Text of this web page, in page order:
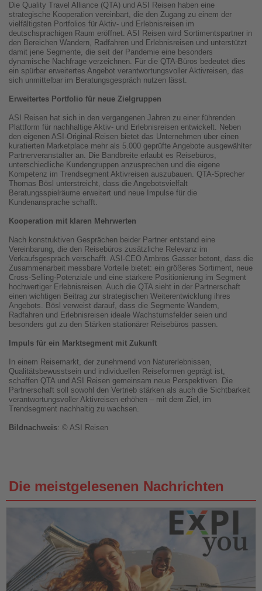
Die Quality Travel Alliance (QTA) und ASI Reisen haben eine
strategische Kooperation vereinbart, die den Zugang zu einem der
vielfältigsten Portfolios für Aktiv- und Erlebnisreisen im
deutschsprachigen Raum eröffnet. ASI Reisen wird Sortimentspartner in
den Bereichen Wandern, Radfahren und Erlebnisreisen und unterstützt
damit jene Segmente, die seit der Pandemie eine besonders
dynamische Nachfrage verzeichnen. Für die QTA-Büros bedeutet dies
ein spürbar erweitertes Angebot verantwortungsvoller Aktivreisen, das
sich unmittelbar im Beratungsgespräch nutzen lässt.
Erweitertes Portfolio für neue Zielgruppen
ASI Reisen hat sich in den vergangenen Jahren zu einer führenden
Plattform für nachhaltige Aktiv- und Erlebnisreisen entwickelt. Neben
den eigenen ASI-Original-Reisen bietet das Unternehmen über einen
kuratierten Marketplace mehr als 5.000 geprüfte Angebote ausgewählter
Partnerveranstalter an. Die Bandbreite erlaubt es Reisebüros,
unterschiedliche Kundengruppen anzusprechen und die eigene
Kompetenz im Trendsegment Aktivreisen auszubauen. QTA-Sprecher
Thomas Bösl unterstreicht, dass die Angebotsvielfalt
Beratungsspielräume erweitert und neue Impulse für die
Kundenansprache schafft.
Kooperation mit klaren Mehrwerten
Nach konstruktiven Gesprächen beider Partner entstand eine
Vereinbarung, die den Reisebüros zusätzliche Relevanz im
Verkaufsgespräch verschafft. ASI-CEO Ambros Gasser betont, dass die
Zusammenarbeit messbare Vorteile bietet: ein größeres Sortiment, neue
Cross-Selling-Potenziale und eine stärkere Positionierung im Segment
hochwertiger Erlebnisreisen. Auch die QTA sieht in der Partnerschaft
einen wichtigen Beitrag zur strategischen Weiterentwicklung ihres
Angebots. Bösl verweist darauf, dass die Segmente Wandern,
Radfahren und Erlebnisreisen ideale Wachstumsfelder seien und
besonders gut zu den Stärken stationärer Reisebüros passen.
Impuls für ein Marktsegment mit Zukunft
In einem Reisemarkt, der zunehmend von Naturerlebnissen,
Qualitätsbewusstsein und individuellen Reiseformen geprägt ist,
schaffen QTA und ASI Reisen gemeinsam neue Perspektiven. Die
Partnerschaft soll sowohl den Vertrieb stärken als auch die Sichtbarkeit
verantwortungsvoller Aktivreisen erhöhen – mit dem Ziel, im
Trendsegment nachhaltig zu wachsen.
Bildnachweis: © ASI Reisen
Die meistgelesenen Nachrichten